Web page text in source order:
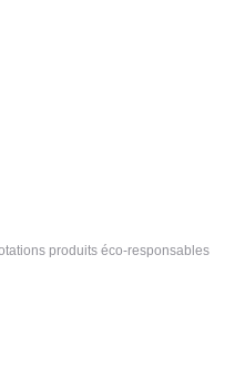
produits éco-responsables